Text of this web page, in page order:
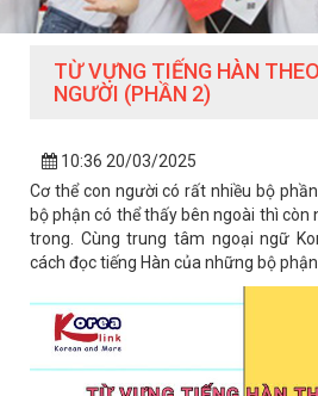
TỪ VỰNG TIẾNG HÀN
NGƯỜI (PHẦN 2)
10:36 20/03/2025
Cơ thể con người có rất nhiều bộ
bộ phận có thể thấy bên ngoài thì còn
trong. Cùng trung tâm ngoại ngữ
cách đọc tiếng Hàn của những bộ